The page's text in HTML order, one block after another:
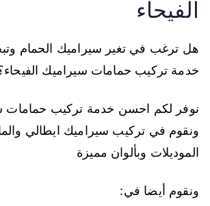
الفيحاء
هل ترغب في تغير سيراميك الحمام
خدمة تركيب حمامات سيراميك
نوفر لكم احسن خدمة تركيب حمامات
ونقوم في تركيب سيراميك ايطالي
الموديلات وبألوان مميزة
ونقوم أيضا في: